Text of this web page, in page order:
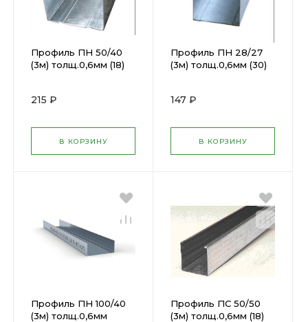
Профиль ПН 50/40
(3м) толщ.0,6мм (18)
215 ₽
В КОРЗИНУ
Профиль ПН 28/27
(3м) толщ.0,6мм (30)
147 ₽
В КОРЗИНУ
Профиль ПН 100/40
(3м) толщ.0,6мм
Профиль ПС 50/50
(3м) толщ.0,6мм (18)